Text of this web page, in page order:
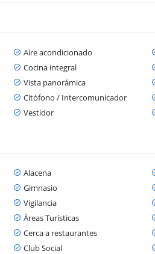
Aire acondicionado
Cocina integral
Vista panorámica
Citófono / Intercomunicador
Vestidor
Alacena
Gimnasio
Vigilancia
Áreas Turísticas
Cerca a restaurantes
Club Social